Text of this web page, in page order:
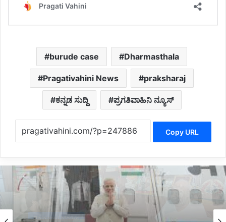
burude case Dharmasthala
Pragativahini News praksharaj
ಕನ್ನಡ ಸುದ್ದಿ ಪ್ರಗತಿವಾಹಿನಿ ನ್ಯೂಸ್
Copy URL
Kannada News